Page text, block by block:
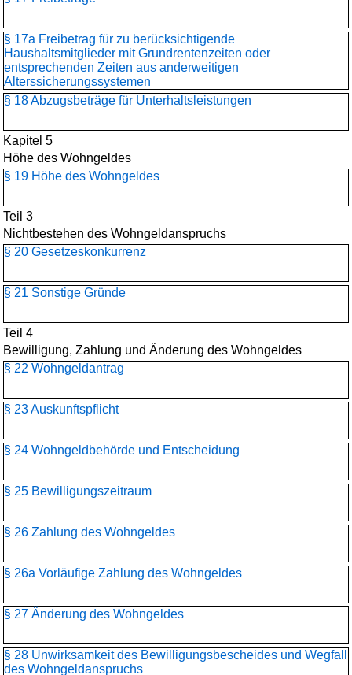
§ 17a Freibetrag für zu berücksichtigende
Haushaltsmitglieder mit Grundrentenzeiten oder
entsprechenden Zeiten aus anderweitigen
Alterssicherungssystemen
§ 18 Abzugsbeträge für Unterhaltsleistungen
Kapitel 5
Höhe des Wohngeldes
§ 19 Höhe des Wohngeldes
Teil 3
Nichtbestehen des Wohngeldanspruchs
§ 20 Gesetzeskonkurrenz
§ 21 Sonstige Gründe
Teil 4
Bewilligung, Zahlung und Änderung des Wohngeldes
§ 22 Wohngeldantrag
§ 23 Auskunftspflicht
§ 24 Wohngeldbehörde und Entscheidung
§ 25 Bewilligungszeitraum
§ 26 Zahlung des Wohngeldes
§ 26a Vorläufige Zahlung des Wohngeldes
§ 27 Änderung des Wohngeldes
§ 28 Unwirksamkeit des Bewilligungsbescheides und Wegfall
des Wohngeldanspruchs